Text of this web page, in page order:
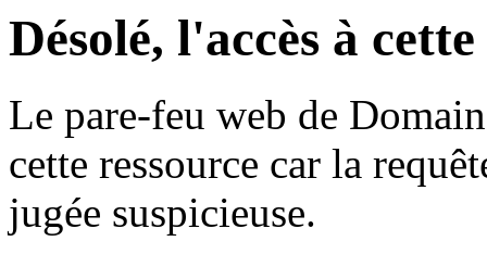
Désolé, l'accès à
Le pare-feu web de
cette ressource car la
jugée suspicieuse.